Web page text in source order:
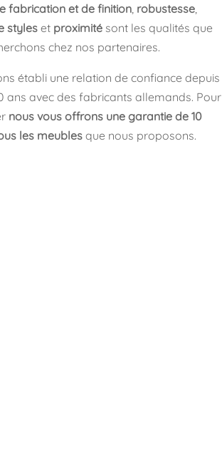
fabrication et de finition robustesse
styles et proximité sont les qualités que
chez nos partenaires.
établi une relation de confiance depuis
ans avec des fabricants allemands. Pour
nous vous offrons une garantie de 10
les meublesque nous proposons.